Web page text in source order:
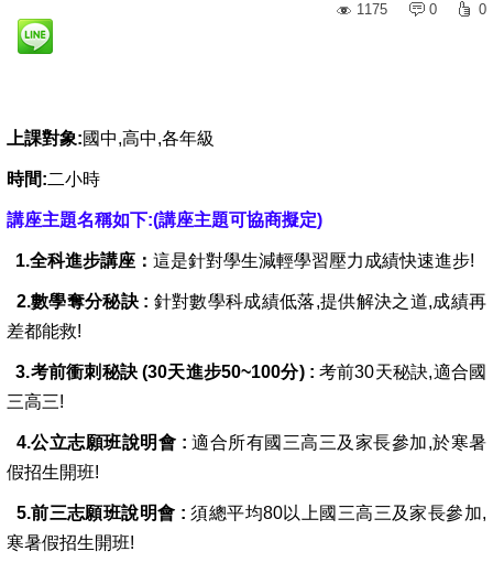
1175
0 0
上課對象:國中,高中,各年級
時間:二小時
講座主題名稱如下:(講座主題可協商擬定)
1.全科進步講座： 這是針對學生減輕學習壓力成績快速進步!
2.數學奪分秘訣 : 針對數學科成績低落,提供解決之道,成績再
差都能救!
3.考前衝刺秘訣 (30天進步50~100分) : 考前30天秘訣,適合國
三高三!
4.公立志願班說明會 : 適合所有國三高三及家長參加,於寒暑
假招生開班!
5.前三志願班說明會 : 須總平均80以上國三高三及家長參加,
寒暑假招生開班!